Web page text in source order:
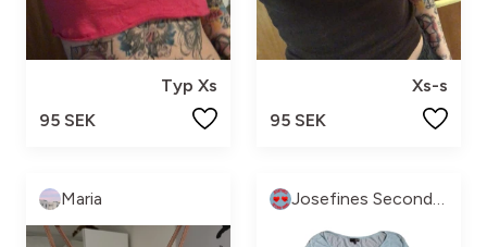
Typ Xs
95 SEK
Xs-s
95 SEK
Maria Josefines Secondhand ❤